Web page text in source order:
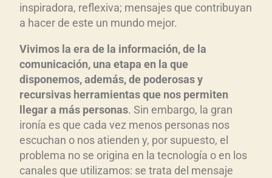
inspiradora, reflexiva; mensajes que contribuyan
a hacer de este un mundo mejor.
Vivimos la era de la información, de la
comunicación, una etapa en la que
disponemos, además, de poderosas y
recursivas herramientas que nos permiten
llegar a más personas. Sin embargo, la gran
ironía es que cada vez menos personas nos
escuchan o nos atienden y, por supuesto, el
problema no se origina en la tecnología o en los
canales que utilizamos: se trata del mensaje